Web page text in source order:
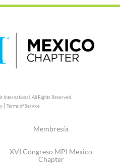
International, All Rights Reserved.
|Terms of Service
Membresía
XVI Congreso MPI Mexico
Chapter